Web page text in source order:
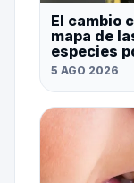
El cambio
mapa de
especies
5 AGO 2026